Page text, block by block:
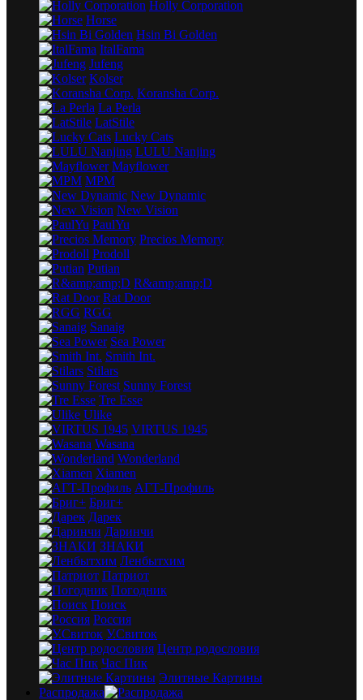
Holly Corporation
Horse
Hsin Bi Golden
ItalFamа
Jufeng
Kolser
Koransha Corp.
La Perla
LatStile
Lucky Cats
LULU Nanjing
Mayflower
MPM
New Dynamic
New Vision
PaulYu
Precios Memory
Prodoll
Putian
R&amp;amp;D
Rat Door
RGG
Sanaig
Sea Power
Smith Int.
Stilars
Sunny Forest
Tre Esse
Ulike
VIRTUS 1945
Wasana
Wonderland
Xiamen
АГТ-Профиль
Бриг+
Дарек
Даринчи
ЗНАКИ
Ленбытхим
Патриот
Погодник
Поиск
Россия
У.Свиток
Центр родословия
Час Пик
Элитные Картины
Распродажа